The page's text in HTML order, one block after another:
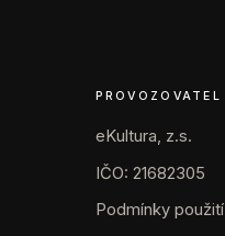
PROVOZOVATEL
eKultura, z.s.
IČO: 21682305
Podmínky použití